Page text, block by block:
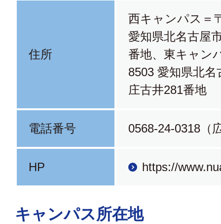
住所
西キャンパス＝
愛知県北名古屋
番地、東キャン
8503 愛知県北名
庄古井281番地
電話番号 0568-24-0318（
HP https://
キャンパス所在地